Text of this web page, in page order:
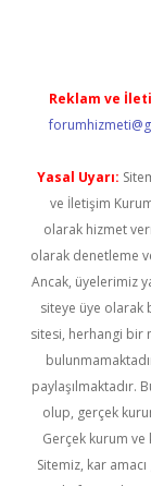
Reklam ve
Yasal Uyarı:
ve İletişim
olarak hizmet
olarak denetleme
Ancak, üyelerimiz
siteye üye olarak
sitesi, herhangi bir
paylaşılmaktadır.
olup, gerçek
Gerçek kurum
Sitemiz, kar